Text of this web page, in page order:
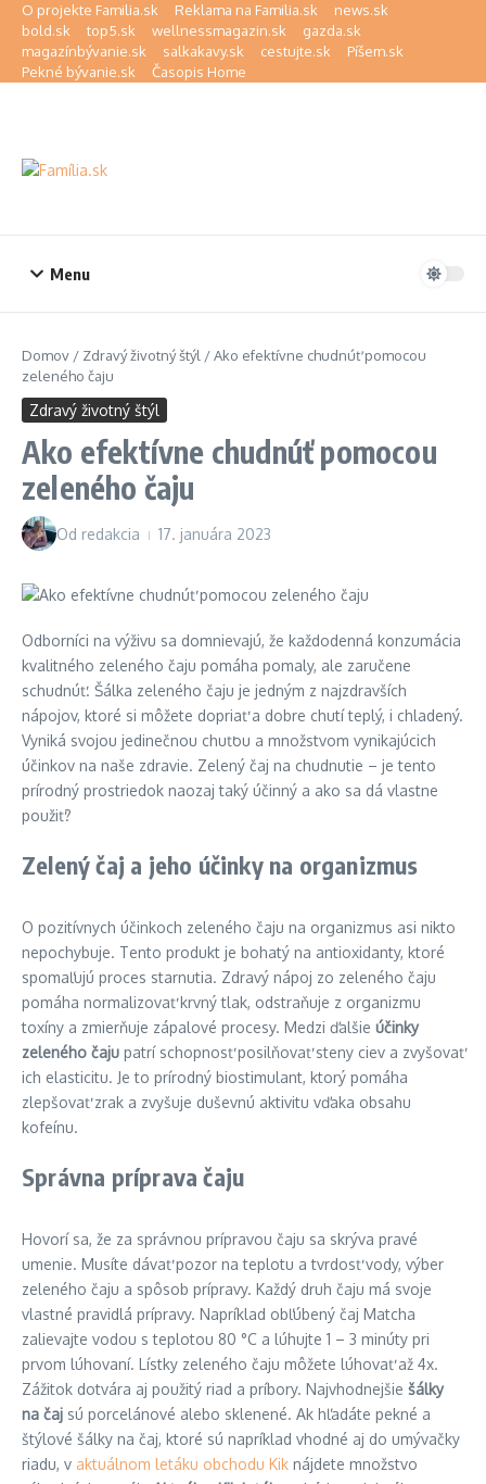
Preskočiť na obsah
O projekte Familia.sk Reklama na Familia.sk
news.sk
bold.sk
top5.sk wellnessmagazin.sk
gazda.sk
magazínbývanie.sk
salkakavy.sk cestujte.sk
Píšem.sk
Pekné bývanie.sk
Časopis Home
Menu
Domov / Zdravý životný štýl /Ako efektívne chudnúť pomocou
zeleného čaju
Zdravý životný štýl
Ako efektívne chudnúť pomocou
zeleného čaju
Od redakcia 17. januára 2023
Odborníci na výživu sa domnievajú, že každodenná konzumácia
kvalitného zeleného čaju pomáha pomaly, ale zaručene
schudnúť. Šálka zeleného čaju je jedným z najzdravších
nápojov, ktoré si môžete dopriať a dobre chutí teplý, i chladený.
Vyniká svojou jedinečnou chuťou a množstvom vynikajúcich
účinkov na naše zdravie. Zelený čaj na chudnutie – je tento
prírodný prostriedok naozaj taký účinný a ako sa dá vlastne
použiť?
Zelený čaj a jeho účinky na organizmus
O pozitívnych účinkoch zeleného čaju na organizmus asi nikto
nepochybuje. Tento produkt je bohatý na antioxidanty, ktoré
spomaľujú proces starnutia. Zdravý nápoj zo zeleného čaju
pomáha normalizovať krvný tlak, odstraňuje z organizmu
toxíny a zmierňuje zápalové procesy. Medzi ďalšie účinky
zeleného čaju patrí schopnosť posilňovať steny ciev a zvyšovať
ich elasticitu. Je to prírodný biostimulant, ktorý pomáha
zlepšovať zrak a zvyšuje duševnú aktivitu vďaka obsahu
kofeínu.
Správna príprava čaju
Hovorí sa, že za správnou prípravou čaju sa skrýva pravé
umenie. Musíte dávať pozor na teplotu a tvrdosť vody, výber
zeleného čaju a spôsob prípravy. Každý druh čaju má svoje
vlastné pravidlá prípravy. Napríklad obľúbený čaj Matcha
zalievajte vodou s teplotou 80 °C a lúhujte 1 – 3 minúty pri
prvom lúhovaní. Lístky zeleného čaju môžete lúhovať až 4x.
Zážitok dotvára aj použitý riad a príbory. Najvhodnejšie šálky
na čaj sú porcelánové alebo sklenené. Ak hľadáte pekné a
štýlové šálky na čaj, ktoré sú napríklad vhodné aj do umývačky
riadu, v aktuálnom letáku obchodu Kik nájdete množstvo